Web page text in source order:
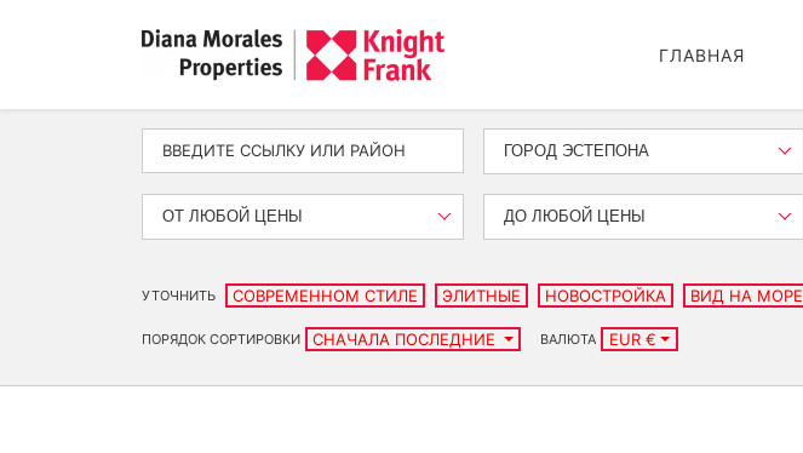
ГЛАВНАЯ
ГОРОД ЭСТЕПОНА
ОТ ЛЮБОЙ ЦЕНЫ ДО ЛЮБОЙ ЦЕНЫ
УТОЧНИТЬ СОВРЕМЕННОМ СТИЛЕ ЭЛИТНЫЕ НОВОСТРОЙКА ВИД НА МОРЕ
ПОРЯДОК СОРТИРОВКИ СНАЧАЛА ПОСЛЕДНИЕ ВАЛЮТА EUR €